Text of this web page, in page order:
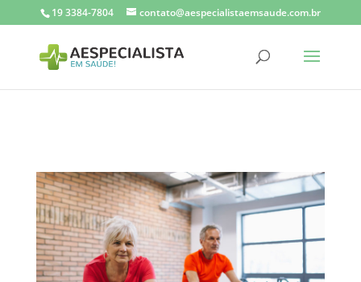
Veja mais diretrizes sobre como configurar a tag global do site.
Veja mais diretrizes sobre como configurar a tag global do site.
19 3384-7804 contato@aespecialistaemsaude.com.br